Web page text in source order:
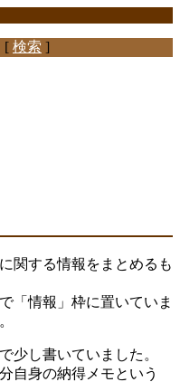
検索 ]
関する情報をまとめるも
「情報」枠に置いていま
少し書いていました。
自身の納得メモという